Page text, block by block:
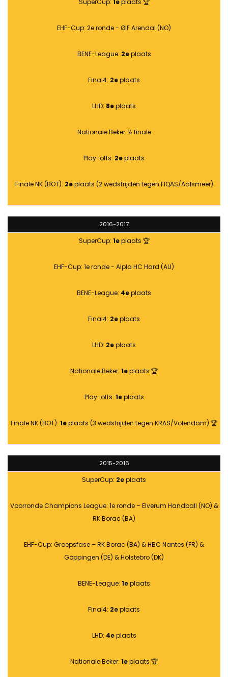
SuperCup: 1eplaats 🏆
EHF-Cup: 2e ronde - ØIF Arendal (NO)
BENE-League: 2eplaats
Final4: 2eplaats
LHD: 8eplaats
Nationale Beker: ½ finale
Play-offs: 2eplaats
Finale NK (BOT): 2eplaats (2 wedstrijden tegen FIQAS/Aalsmeer)
2016-2017
SuperCup: 1eplaats 🏆
EHF-Cup: 1e ronde - Alpla HC Hard (AU)
BENE-League: 4eplaats
Final4: 2eplaats
LHD: 2eplaats
Nationale Beker: 1eplaats 🏆
Play-offs: 1eplaats
Finale NK (BOT): 1eplaats (3 wedstrijden tegen KRAS/Volendam) 🏆
2015-2016
SuperCup: 2eplaats
Voorronde Champions League: 1e ronde – Elverum Handball (NO) &
RK Borac (BA)
EHF-Cup: Groepsfase – RK Borac (BA) & HBC Nantes (FR) &
Göppingen (DE) & Holstebro (DK)
BENE-League: 1eplaats
Final4: 2eplaats
LHD: 4eplaats
Nationale Beker: 1eplaats 🏆